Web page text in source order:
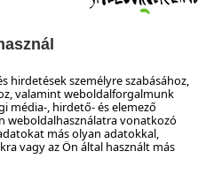
hétfőtől csütörtökig 8:00-